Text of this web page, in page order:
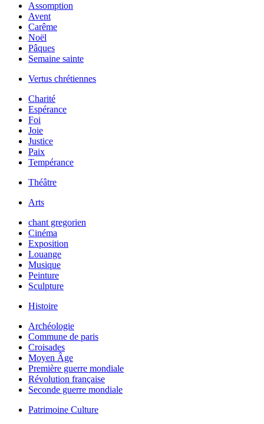
Assomption
Avent
Carême
Noël
Pâques
Semaine sainte
Vertus chrétiennes
Charité
Espérance
Foi
Joie
Justice
Paix
Tempérance
Théâtre
Arts
chant gregorien
Cinéma
Exposition
Louange
Musique
Peinture
Sculpture
Histoire
Archéologie
Commune de paris
Croisades
Moyen Âge
Première guerre mondiale
Révolution française
Seconde guerre mondiale
Patrimoine Culture